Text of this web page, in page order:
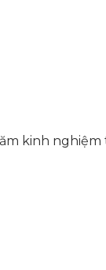
kinh